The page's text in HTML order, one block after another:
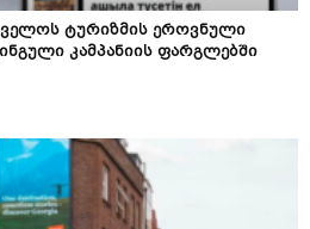
ტურიზმის ეროვნული
კამპანიის ფარგლებში